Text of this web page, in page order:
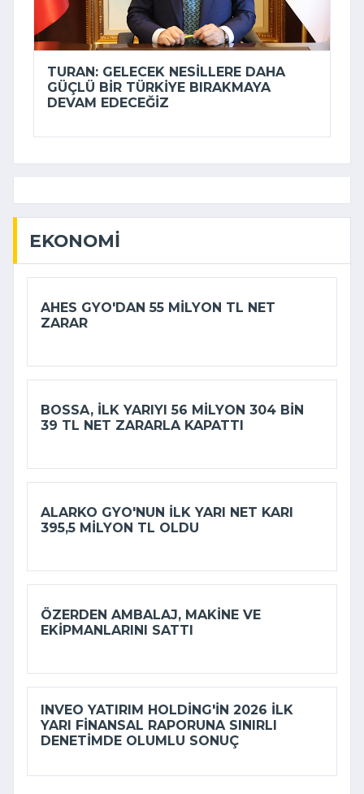
TURAN: GELECEK NESILLERE DAHA
GÜÇLÜ BIR TÜRKIYE BIRAKMAYA
DEVAM EDECEĞIZ
EKONOMI
AHES GYO'DAN 55 MILYON TL NET
ZARAR
BOSSA, ILK YARIYI 56 MILYON 304 BIN
39 TL NET ZARARLA KAPATTI
ALARKO GYO'NUN ILK YARI NET KARI
395,5 MILYON TL OLDU
ÖZERDEN AMBALAJ, MAKINE VE
EKIPMANLARINI SATTI
INVEO YATIRIM HOLDING'IN 2026 ILK
YARI FINANSAL RAPORUNA SINIRLI
DENETIMDE OLUMLU SONUÇ